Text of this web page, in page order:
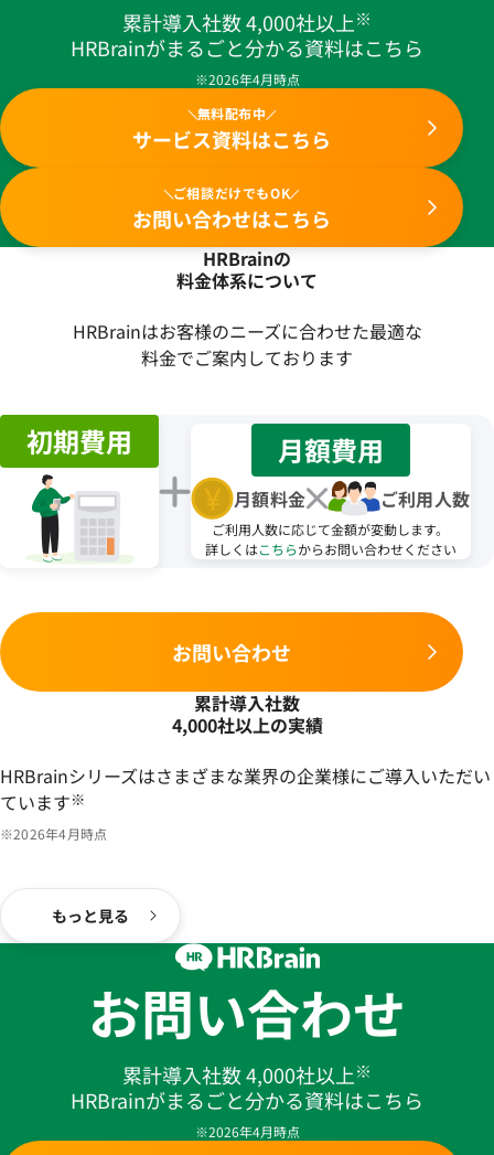
累計導入社数 4,000社以上※
HRBrainがまるごと分かる資料はこちら
※2026年4月時点
無料配布中
サービス資料はこちら
ご相談だけでもOK
お問い合わせはこちら
HRBrainの
料金体系について
HRBrainはお客様のニーズに合わせた最適な
料金でご案内しております
初期費用 月額費用
月額料金 ご利用人数
ご利用人数に応じて金額が変動します。
詳しくはこちらからお問い合わせください
お問い合わせ
累計導入社数
4,000社以上の実績
HRBrainシリーズはさまざまな業界の企業様にご導入いただい
ています※
※2026年4月時点
もっと見る
お問い合わせ
累計導入社数 4,000社以上※
HRBrainがまるごと分かる資料はこちら
※2026年4月時点